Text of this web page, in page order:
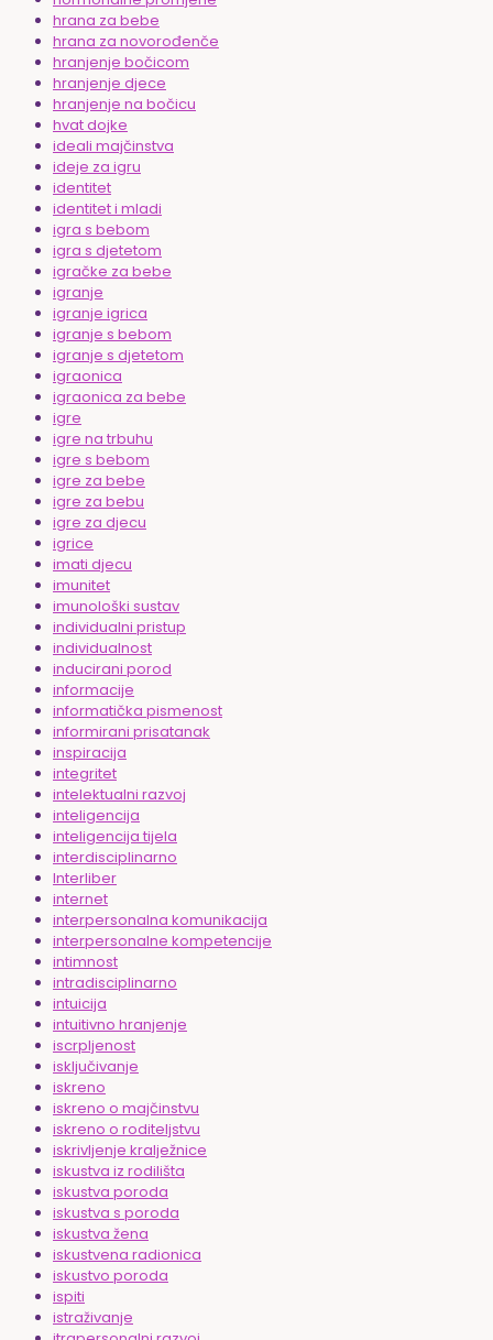
hrana za bebe
hrana za novorođenče
hranjenje bočicom
hranjenje djece
hranjenje na bočicu
hvat dojke
ideali majčinstva
ideje za igru
identitet
identitet i mladi
igra s bebom
igra s djetetom
igračke za bebe
igranje
igranje igrica
igranje s bebom
igranje s djetetom
igraonica
igraonica za bebe
igre
igre na trbuhu
igre s bebom
igre za bebe
igre za bebu
igre za djecu
igrice
imati djecu
imunitet
imunološki sustav
individualni pristup
individualnost
inducirani porod
informacije
informatička pismenost
informirani prisatanak
inspiracija
integritet
intelektualni razvoj
inteligencija
inteligencija tijela
interdisciplinarno
Interliber
internet
interpersonalna komunikacija
interpersonalne kompetencije
intimnost
intradisciplinarno
intuicija
intuitivno hranjenje
iscrpljenost
isključivanje
iskreno
iskreno o majčinstvu
iskreno o roditeljstvu
iskrivljenje kralježnice
iskustva iz rodilišta
iskustva poroda
iskustva s poroda
iskustva žena
iskustvena radionica
iskustvo poroda
ispiti
istraživanje